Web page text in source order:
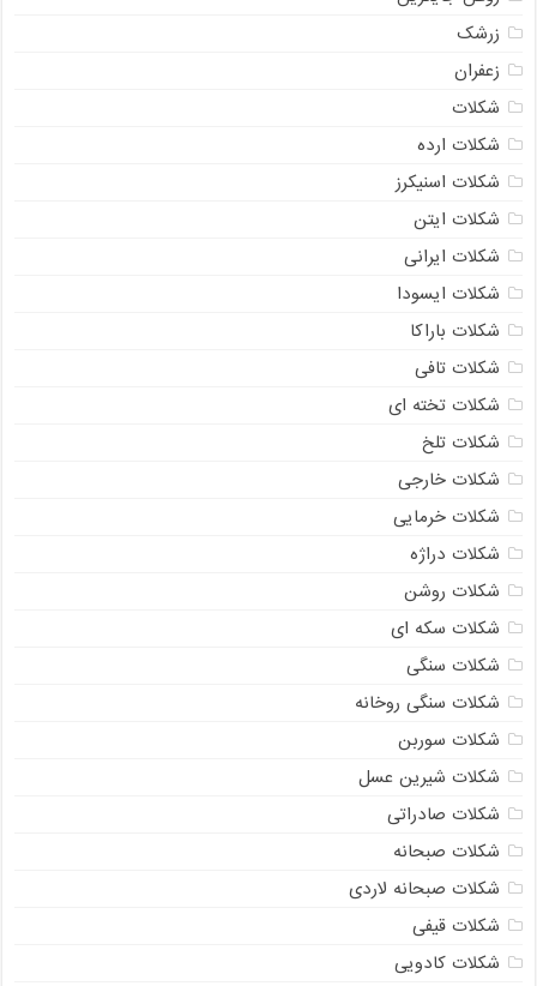
زرشک
زعفران
شکلات
شکلات ارده
شکلات اسنیکرز
شکلات ایتن
شکلات ایرانی
شکلات ایسودا
شکلات باراکا
شکلات تافی
شکلات تخته ای
شکلات تلخ
شکلات خارجی
شکلات خرمایی
شکلات دراژه
شکلات روشن
شکلات سکه ای
شکلات سنگی
شکلات سنگی روخانه
شکلات سوربن
شکلات شیرین عسل
شکلات صادراتی
شکلات صبحانه
شکلات صبحانه لاردی
شکلات قیفی
شکلات کادویی